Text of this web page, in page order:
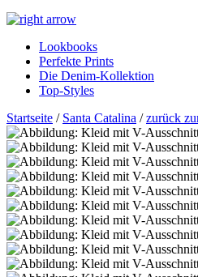
Lookbooks
Perfekte Prints
Die Denim-Kollektion
Top-Styles
Startseite / Santa Catalina /zurück